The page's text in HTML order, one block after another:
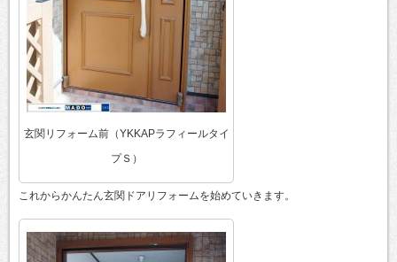
玄関リフォーム前（YKKAPラフィールタイ
プＳ）
これからかんたん玄関ドアリフォームを始めていきます。